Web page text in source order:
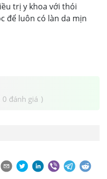
trị y khoa với thói
để luôn có làn da mịn
0 đánh giá )